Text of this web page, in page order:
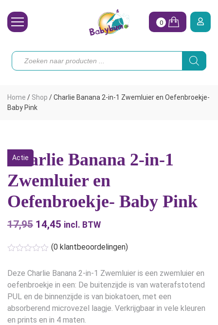
Toebehoren
Vrouw
Onze merken
Hoe begin ik?
0
Producten
zoeken
Home / Shop /Charlie Banana 2-in-1 Zwemluier en Oefenbroekje-
Baby Pink
Actie
Charlie Banana 2-in-1
Zwemluier en
Oefenbroekje- Baby Pink
17,95 Oorspronkelijke
was:
€17,95.
14,45 Huidige
€14,45.
incl. BTW
(0 klantbeoordelingen)
Deze Charlie Banana 2-in-1 Zwemluier is een zwemluier en
oefenbroekje in een: De buitenzijde is van waterafstotend
PUL en de binnenzijde is van biokatoen, met een
absorberend microvezel laagje. Verkrijgbaar in vele kleuren
en prints en in 4 maten.